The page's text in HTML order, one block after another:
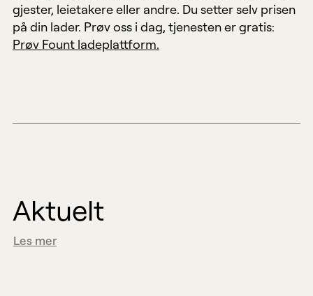
gjester, leietakere eller andre. Du setter selv prisen
på din lader. Prøv oss i dag, tjenesten er gratis:
Prøv Fount ladeplattform.
Aktuelt
Les mer